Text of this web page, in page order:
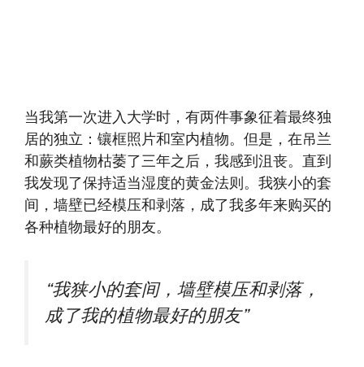
当我第一次进入大学时，有两件事象征着最终独
居的独立：镶框照片和室内植物。但是，在吊兰
和蕨类植物枯萎了三年之后，我感到沮丧。直到
我发现了保持适当湿度的黄金法则。我狭小的套
间，墙壁已经模压和剥落，成了我多年来购买的
各种植物最好的朋友。
“我狭小的套间，墙壁模压和剥落，
成了我的植物最好的朋友”